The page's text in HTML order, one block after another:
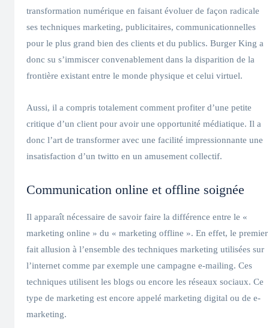
transformation numérique en faisant évoluer de façon radicale
ses techniques marketing, publicitaires, communicationnelles
pour le plus grand bien des clients et du publics. Burger King a
donc su s’immiscer convenablement dans la disparition de la
frontière existant entre le monde physique et celui virtuel.
Aussi, il a compris totalement comment profiter d’une petite
critique d’un client pour avoir une opportunité médiatique. Il a
donc l’art de transformer avec une facilité impressionnante une
insatisfaction d’un twitto en un amusement collectif.
Communication online et offline soignée
Il apparaît nécessaire de savoir faire la différence entre le «
marketing online » du « marketing offline ». En effet, le premier
fait allusion à l’ensemble des techniques marketing utilisées sur
l’internet comme par exemple une campagne e-mailing. Ces
techniques utilisent les blogs ou encore les réseaux sociaux. Ce
type de marketing est encore appelé marketing digital ou de e-
marketing.